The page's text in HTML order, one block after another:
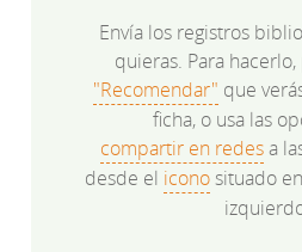
Envía los registros
quieras. Para
"Recomendar" que
ficha, o usa las
compartir en redesa
desde el iconosituado